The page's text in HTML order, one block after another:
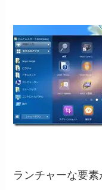
ランチャーな要